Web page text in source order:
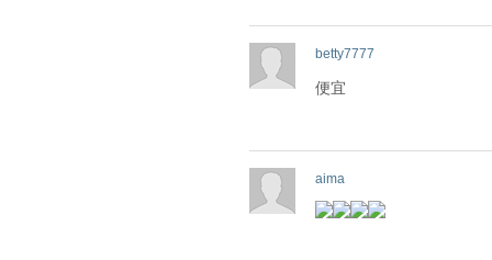
betty7777
便宜
aima